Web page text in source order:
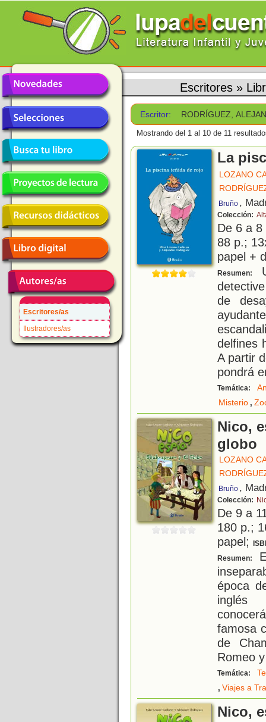
Escritores/as
Ilustradores/as
Escritores »
Escritor: RODRÍGUEZ,
Mostrando del 1 al 10 de 11
La
LOZANO
Bruño ,
Colección:
De 6 a
88 p.;
papel +
Resumen:
de
delfines
A partir
pondrá
Temática:
Misterio,
Nico,
globo
LOZANO
Bruño ,
Colección:
De 9 a
180 p.;
papel;
Resumen:
época
inglés
famosa
de
Romeo
Temática:
, Viajes a
Nico,